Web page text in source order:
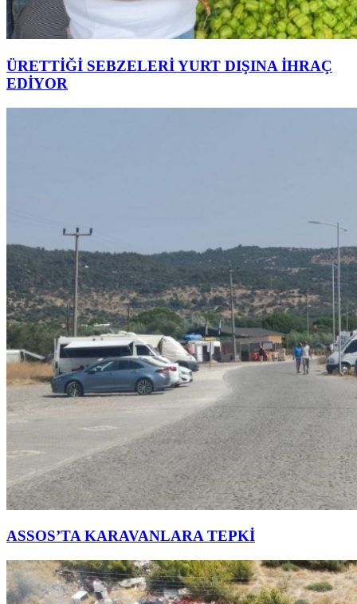
ÜRETTİĞİ SEBZELERİ YURT DIŞINA İHRAÇ
EDİYOR
ASSOS’TA KARAVANLARA TEPKİ